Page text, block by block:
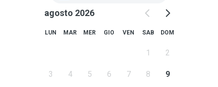
agosto 2026
LUN MAR MER GIO VEN SAB DOM
1 2
3 4 5 6 7 8 9